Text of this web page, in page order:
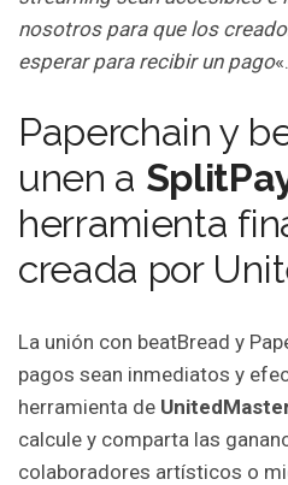
nosotros para que los
esperar para recibir un pago«.
Paperchain y
unen a
herramienta
creada por
La unión con beatBread y
pagos sean inmediatos y
herramienta de
calcule y comparta las
colaboradores artísticos o